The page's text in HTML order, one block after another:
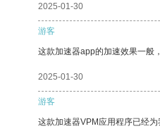
2025-01-30
游客
这款加速器app的加速效果一般
2025-01-30
游客
这款加速器VPM应用程序已经为